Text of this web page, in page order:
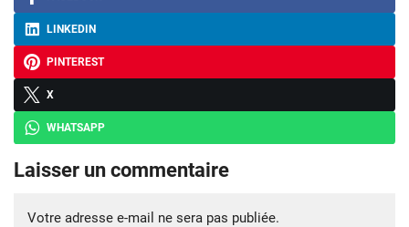
LINKEDIN
PINTEREST
X
WHATSAPP
Laisser un commentaire
Votre adresse e-mail ne sera pas publiée.